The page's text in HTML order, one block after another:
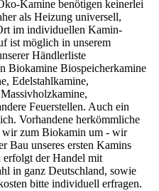
Kamine benötigen keinerlei
als Heizung universell,
im individuellen Kamin-
ist möglich in unserem
Händlerliste
Biokamine Biospeicherkamine
Edelstahlkamine,
Feuerstellen. Auch ein
Vorhandene herkömmliche
wir zum Biokamin um - wir
Bau unseres ersten Kamins
erfolgt der Handel mit
in ganz Deutschland, sowie
bitte individuell erfragen.